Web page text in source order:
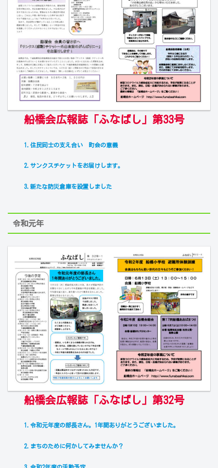
船橋会広報誌「ふなばし」第33号
1.住民同士の支え合い 町会の意義
2.サンクスチケットをお届けします。
3.新たな防災倉庫を設置しました
令和元年
船橋会広報誌「ふなばし」第32号
1.令和元年度の部長さん。1年間ありがとうございました。
2.まちのために何かしてみませんか？